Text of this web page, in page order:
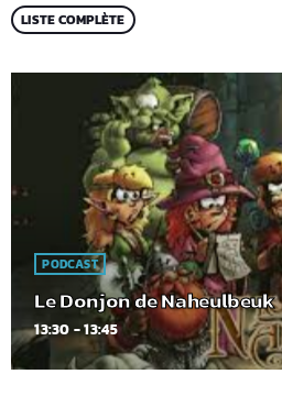
LISTE COMPLÈTE
PODCAST
Le Donjon de Naheulbeuk
13:30 - 13:45